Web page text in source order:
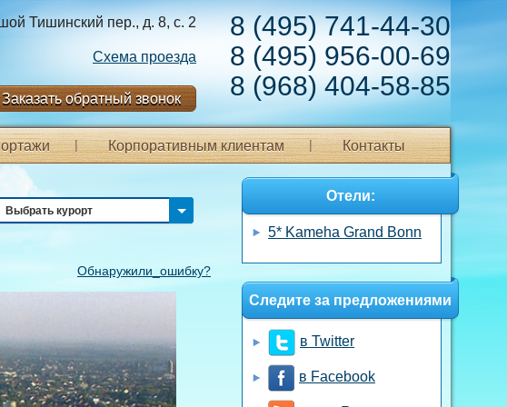
8 (495) 741-44-30
8 (495) 956-00-69
8 (968) 404-58-85
Тишинский пер., д. 8, с. 2
Схема проезда
Заказать обратный звонок
Корпоративным клиентам Контакты
Выбрать курорт
Обнаружили_ошибку?
Отели:
5* Kameha Grand Bonn
Следите за предложениями
в Twitter
в Facebook